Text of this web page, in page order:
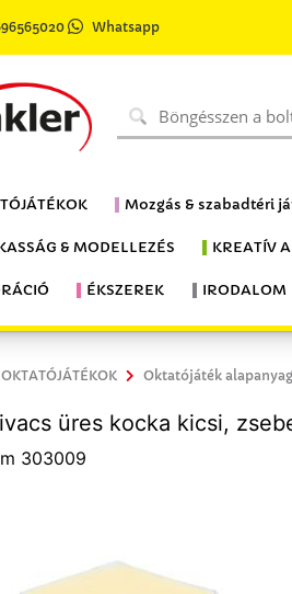
Whatsapp
Mozgás & szabadtéri
& MODELLEZÉS KREATÍV
ÉKSZEREK IRODALOM
OKTATÓJÁTÉKOK Oktatójáték
üres kocka kicsi,
303009